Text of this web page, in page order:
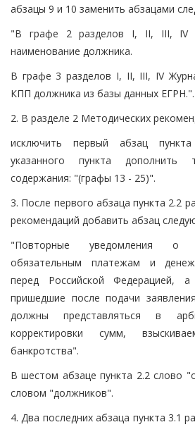
абзацы 9 и 10 заменить абзацами
"В графе 2 разделов I, II, III, IV
наименование должника.
В графе 3 разделов I, II, III, IV
КПП должника из базы данных ЕГРН.".
2. В разделе 2 Методических
исключить первый абзац
указанного пункта дополнить
содержания: "(графы 13 - 25)".
3. После первого абзаца пункта 2.2
рекомендаций добавить абзац
"Повторные уведомления о
обязательным платежам и
перед Российской Федерацией,
пришедшие после подачи
должны представляться в
корректировки сумм,
банкротства".
В шестом абзаце пункта 2.2 слово
словом "должников".
4. Два последних абзаца пункта 3.1